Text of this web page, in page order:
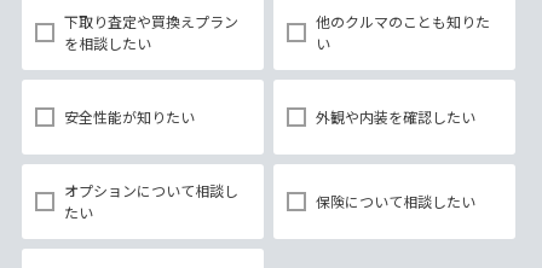
下取り査定や買換えプラン
を相談したい
他のクルマのことも知りた
い
安全性能が知りたい 外観や内装を確認したい
オプションについて相談し
たい
保険について相談したい